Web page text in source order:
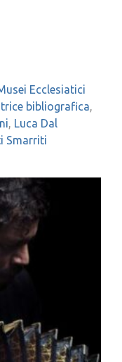
Ecclesiatici
bibliografica,
, Luca Dal
Smarriti